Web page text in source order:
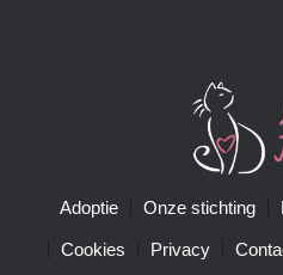
Adoptie Onze stichting
Cookies Privacy